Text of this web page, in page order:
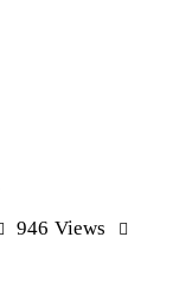
946 Views